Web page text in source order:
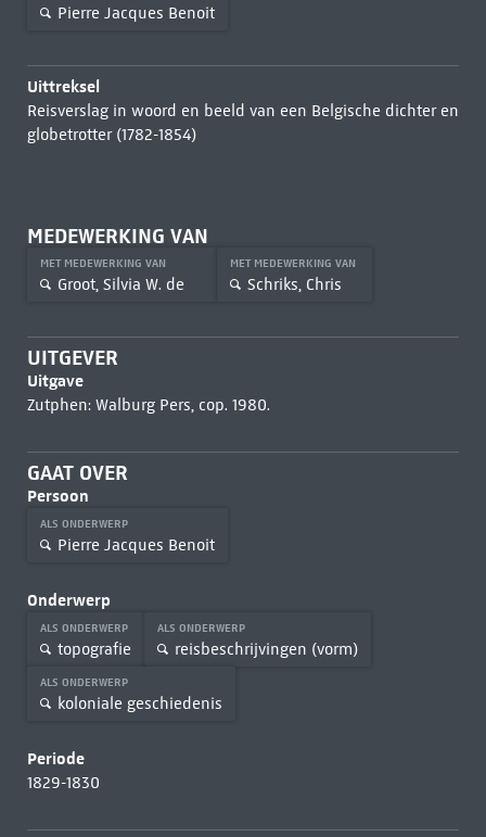
Pierre Jacques Benoit
Uittreksel
Reisverslag in woord en beeld van een Belgische dichter en
globetrotter (1782-1854)
MEDEWERKING VAN
MET MEDEWERKING VAN
Groot, Silvia W. de
MET MEDEWERKING VAN
Schriks, Chris
UITGEVER
Uitgave
Zutphen: Walburg Pers, cop. 1980.
GAAT OVER
Persoon
ALS ONDERWERP
Pierre Jacques Benoit
Onderwerp
ALS ONDERWERP
topografie
ALS ONDERWERP
reisbeschrijvingen (vorm)
ALS ONDERWERP
koloniale geschiedenis
Periode
1829-1830